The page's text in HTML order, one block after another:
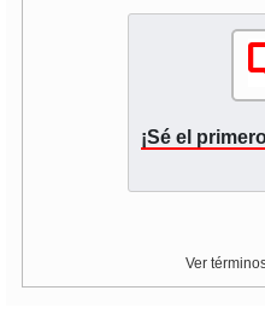
¡Sé el
Ver